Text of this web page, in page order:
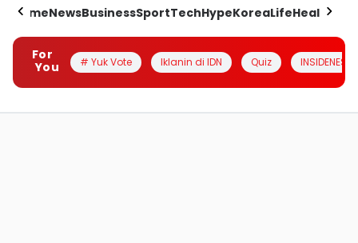
HomeNewsBusinessSportTechHypeKoreaLifeHealth
For
You
# Yuk Vote Iklanin di IDN Quiz INSIDENESIA